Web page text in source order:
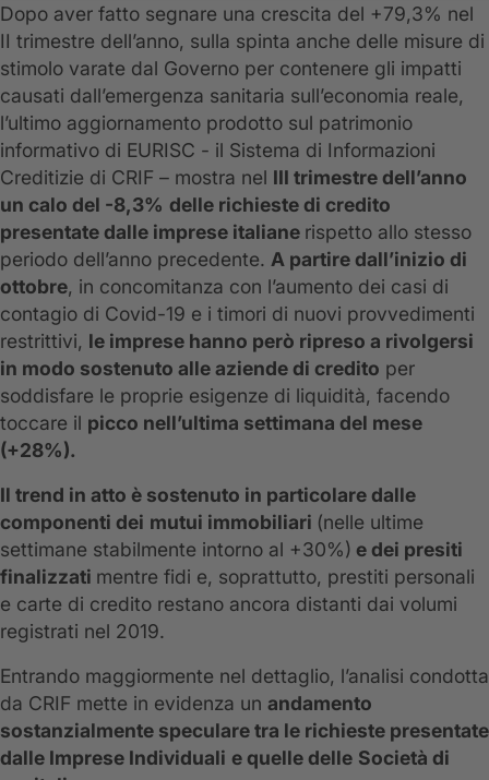
Dopo aver fatto segnare una crescita del +79,3% nel
II trimestre dell’anno, sulla spinta anche delle misure di
stimolo varate dal Governo per contenere gli impatti
causati dall’emergenza sanitaria sull’economia reale,
l’ultimo aggiornamento prodotto sul patrimonio
informativo di EURISC - il Sistema di Informazioni
Creditizie di CRIF – mostra nel III trimestre dell’anno
un calo del -8,3% delle richieste di credito
presentate dalle imprese italiane rispetto allo stesso
periodo dell’anno precedente. A partire dall’inizio di
ottobre, in concomitanza con l’aumento dei casi di
contagio di Covid-19 e i timori di nuovi provvedimenti
restrittivi, le imprese hanno però ripreso a rivolgersi
in modo sostenuto alle aziende di credito per
soddisfare le proprie esigenze di liquidità, facendo
toccare il picco nell’ultima settimana del mese
(+28%).
Il trend in atto è sostenuto in particolare dalle
componenti dei mutui immobiliari (nelle ultime
settimane stabilmente intorno al +30%) e dei presiti
finalizzati mentre fidi e, soprattutto, prestiti personali
e carte di credito restano ancora distanti dai volumi
registrati nel 2019.
Entrando maggiormente nel dettaglio, l’analisi condotta
da CRIF mette in evidenza un andamento
sostanzialmente speculare tra le richieste presentate
dalle Imprese Individuali e quelle delle Società di